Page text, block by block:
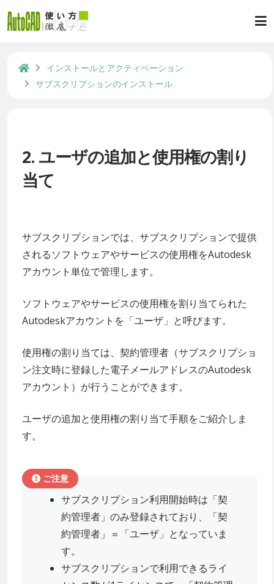
インストールとアクティベーション
サブスクリプションのインストール
2. ユーザの追加と使用権の割り
当て
サブスクリプションでは、サブスクリプションで提供
されるソフトウェアやサービスの使用権をAutodesk
アカウント単位で管理します。
ソフトウェアやサービスの使用権を割り当てられた
Autodeskアカウントを「ユーザ」と呼びます。
使用権の割り当ては、契約管理者（サブスクリプショ
ン注文時に登録した電子メールアドレスのAutodesk
アカウント）が行うことができます。
ユーザの追加と使用権の割り当て手順をご紹介しま
す。
サブスクリプション利用開始時は「契
約管理者」のみ登録されており、「契
約管理者」＝「ユーザ」となっていま
す。
サブスクリプションで利用できるライ
ご注意